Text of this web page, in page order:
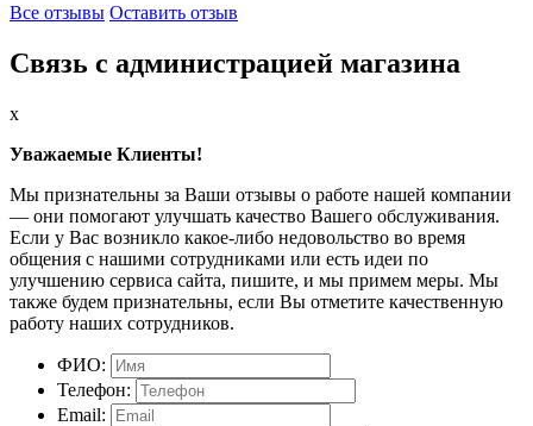
Все отзывы Оставить отзыв
Связь с администрацией магазина
x
Уважаемые Клиенты!
Мы признательны за Ваши отзывы о работе нашей компании
— они помогают улучшать качество Вашего обслуживания.
Если у Вас возникло какое-либо недовольство во время
общения с нашими сотрудниками или есть идеи по
улучшению сервиса сайта, пишите, и мы примем меры. Мы
также будем признательны, если Вы отметите качественную
работу наших сотрудников.
ФИО:
Телефон:
Email: